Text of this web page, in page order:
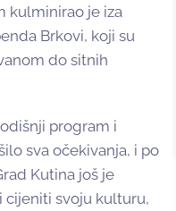
kulminirao je iza
Brkovi, koji su
do sitnih
program i
sva očekivanja, i po
Kutina još je
cijeniti svoju kulturu,